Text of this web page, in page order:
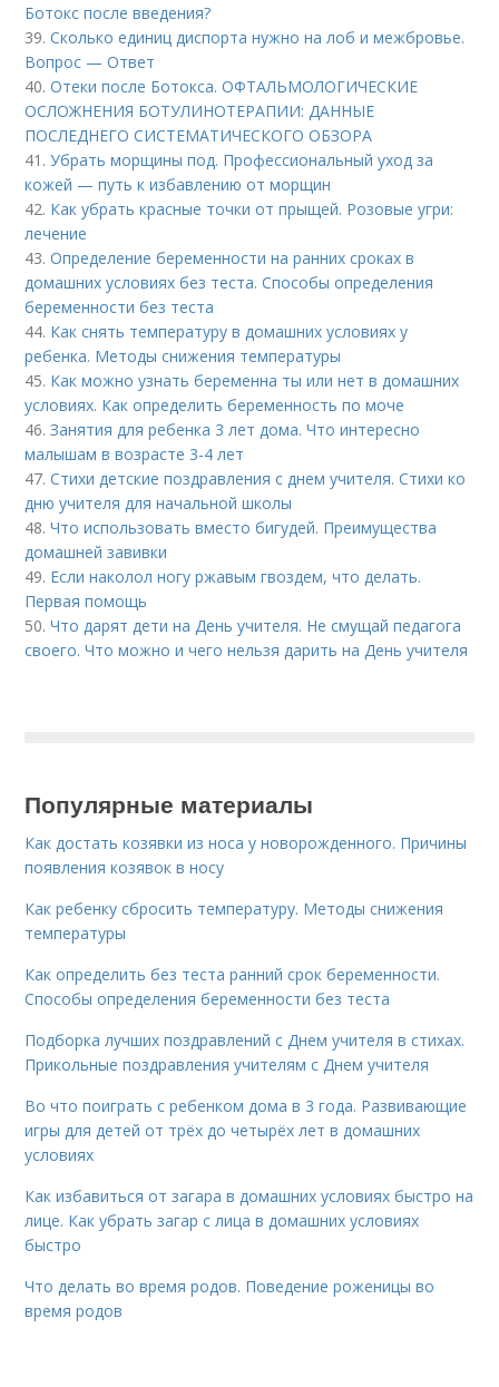
Ботокс после введения?
39.Сколько единиц диспорта нужно на лоб и межбровье.
Вопрос — Ответ
40.Отеки после Ботокса. ОФТАЛЬМОЛОГИЧЕСКИЕ
ОСЛОЖНЕНИЯ БОТУЛИНОТЕРАПИИ: ДАННЫЕ
ПОСЛЕДНЕГО СИСТЕМАТИЧЕСКОГО ОБЗОРА
41.Убрать морщины под. Профессиональный уход за
кожей — путь к избавлению от морщин
42. Как убрать красные точки от прыщей. Розовые угри:
лечение
43.Определение беременности на ранних сроках в
домашних условиях без теста. Способы определения
беременности без теста
44. Как снять температуру в домашних условиях у
ребенка. Методы снижения температуры
45. Как можно узнать беременна ты или нет в домашних
условиях. Как определить беременность по моче
46.Занятия для ребенка 3 лет дома. Что интересно
малышам в возрасте 3-4 лет
47.Стихи детские поздравления с днем учителя. Стихи ко
дню учителя для начальной школы
48.Что использовать вместо бигудей. Преимущества
домашней завивки
49. Если наколол ногу ржавым гвоздем, что делать.
Первая помощь
50.Что дарят дети на День учителя. Не смущай педагога
своего. Что можно и чего нельзя дарить на День учителя
Популярные материалы
Как достать козявки из носа у новорожденного. Причины
появления козявок в носу
Как ребенку сбросить температуру. Методы снижения
температуры
Как определить без теста ранний срок беременности.
Способы определения беременности без теста
Подборка лучших поздравлений с Днем учителя в стихах.
Прикольные поздравления учителям с Днем учителя
Во что поиграть с ребенком дома в 3 года. Развивающие
игры для детей от трёх до четырёх лет в домашних
условиях
Как избавиться от загара в домашних условиях быстро на
лице. Как убрать загар с лица в домашних условиях
быстро
Что делать во время родов. Поведение роженицы во
время родов